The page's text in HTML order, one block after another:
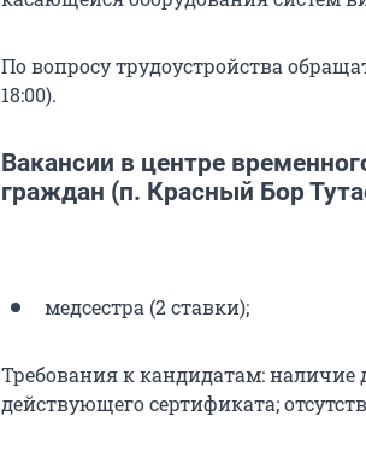
По вопросу трудоустройства
18:00).
Вакансии в центре
граждан (п. Красный Бор
медсестра (2 ставки);
Требования к кандидатам:
действующего сертификата;